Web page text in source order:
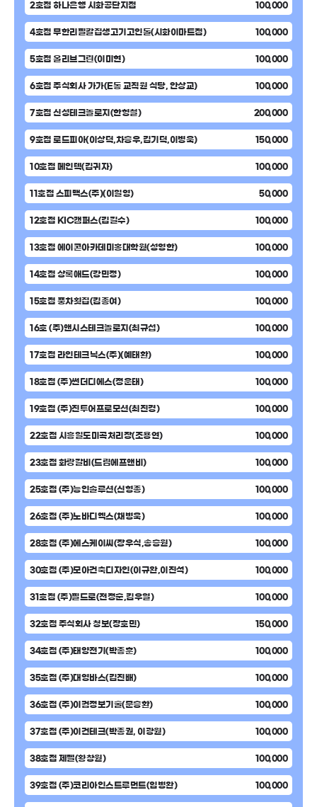
2호점 하나은행 시화공단지점 100,000
4호점 무한리필칼집생고기고인돌(시화이마트점) 100,000
5호점 올리브그린(이미현) 100,000
6호점 주식회사 가가(E동 교직원 식당, 안상교) 100,000
7호점 신성테크놀로지(한형철) 200,000
9호점 로드피아(이상덕,차승우,김기덕,이병욱) 150,000
10호점 메인텍(김귀자) 100,000
11호점 스피맥스(주)(이일영) 50,000
12호점 KIC캠퍼스(김길수) 100,000
13호점 에이콘아카데미홍대학원(성영한) 100,000
14호점 상록애드(강민정) 100,000
15호점 풍차횟집(김종여) 100,000
16호 (주)앤시스테크놀로지(최규섭) 100,000
17호점 라인테크닉스(주)(예태환) 100,000
18호점 (주)썬더디에스(정운태) 100,000
19호점 (주)진투어프로모션(최진경) 100,000
22호점 시흥일도미곡처리장(조용연) 100,000
23호점 화랑갈비(드림에프앤비) 100,000
25호점 (주)능인솔루션(신형종) 100,000
26호점 (주)노바디엑스(채병욱) 100,000
28호점 (주)에스케이씨(장우식,송승원) 100,000
30호점 (주)모아건축디자인(이규완,이진석) 100,000
31호점 (주)필드로(전정순,김우열) 100,000
32호점 주식회사 청보(장호민) 150,000
34호점 (주)태양전기(박종훈) 100,000
35호점 (주)대영바스(김진배) 100,000
36호점 (주)이컴정보기술(문승환) 100,000
37호점 (주)이건테크(박종권, 이광원) 100,000
38호점 제펠(황창원) 100,000
39호점 (주)코리아인스트루먼트(임병완) 100,000